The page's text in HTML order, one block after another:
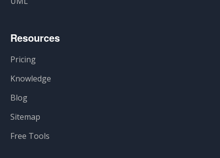
Resources
Pricing
Knowledge
Blog
Sitemap
Free Tools